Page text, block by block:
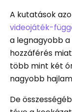
A kutatások
videojáték-
a legnagyobb
hozzáférés
több mint két
nagyobb
De